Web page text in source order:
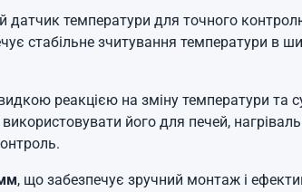
датчик температури для точного
стабільне зчитування температури в
реакцією на зміну температури та
його для печей,
, що забезпечує зручний монтаж і